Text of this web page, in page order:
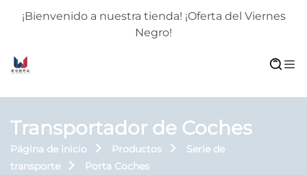
¡Bienvenido a nuestra tienda! ¡Oferta del Viernes
Negro!
Transportador de Coches
Página de inicio Productos
Serie de
transporte
Porta Coches